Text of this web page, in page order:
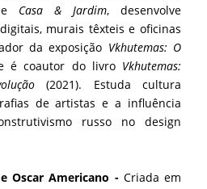
Casa & Jardim, desenvolve
murais têxteis e oficinas
da exposição Vkhutemas: O
é coautor do livro Vkhutemas:
(2021). Estuda cultura
de artistas e a influência
russo no design
Oscar Americano - Criada em